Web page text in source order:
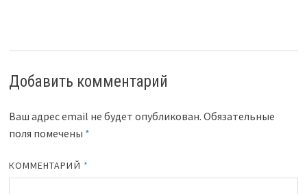
Добавить комментарий
Ваш адрес email не будет опубликован. Обязательные
поля помечены *
КОММЕНТАРИЙ *